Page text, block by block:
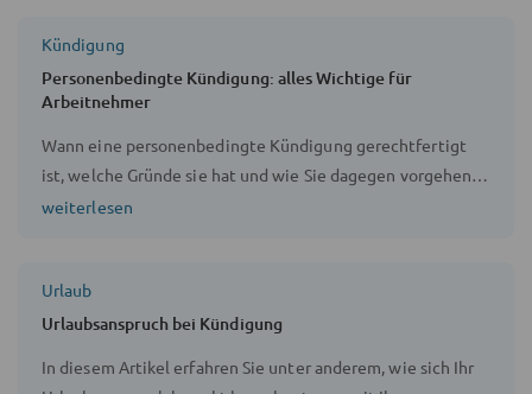
und Kündigung unter die Lupe genommen.
Kündigung
Personenbedingte Kündigung: alles Wichtige für
Arbeitnehmer
Wann eine personenbedingte Kündigung gerechtfertigt
ist, welche Gründe sie hat und wie Sie dagegen vorgehen
können.
weiterlesen
Urlaub
Urlaubsanspruch bei Kündigung
In diesem Artikel erfahren Sie unter anderem, wie sich Ihr